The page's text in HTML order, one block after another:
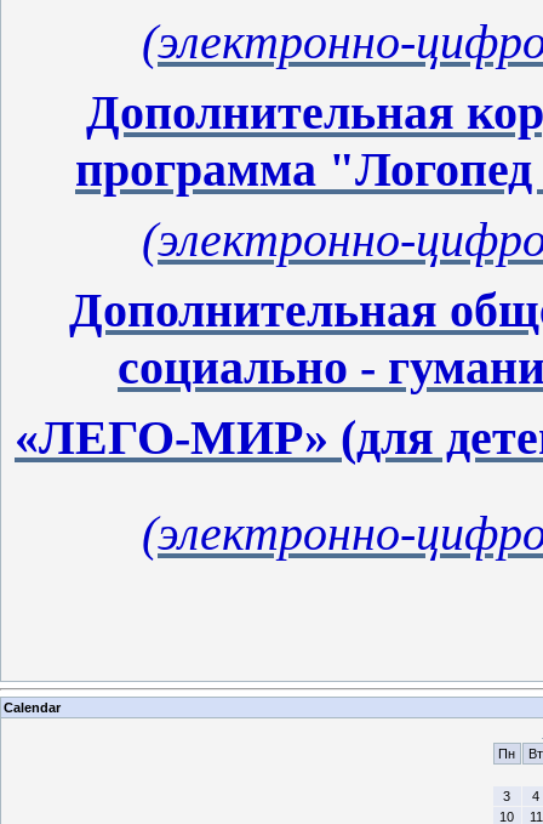
(электронно-
Дополнительная
программа
(электронно-
Дополнительная
социально -
«ЛЕГО-МИР» (для
(электронно-
Calendar
Пн
Вт
3
4
10
11